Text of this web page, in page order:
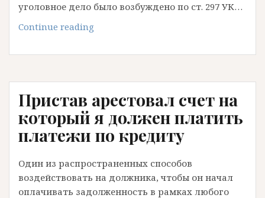
уголовное дело было возбуждено по ст. 297 УК…
Continue reading
ч.1
УК
РФ
редакция
до
03.07.2016
практическое
значение)
Пристав арестовал счет на
который я должен платить
платежи по кредиту
Один из распространенных способов
воздействовать на должника, чтобы он начал
оплачивать задолженность в рамках любого